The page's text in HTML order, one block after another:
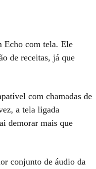
Echo com tela. Ele
de receitas, já que
com chamadas de
a tela ligada
demorar mais que
conjunto de áudio da